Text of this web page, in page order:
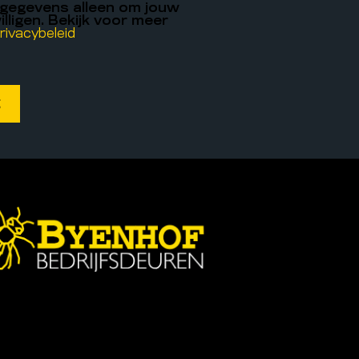
alleen om jouw
Bekijk voor meer